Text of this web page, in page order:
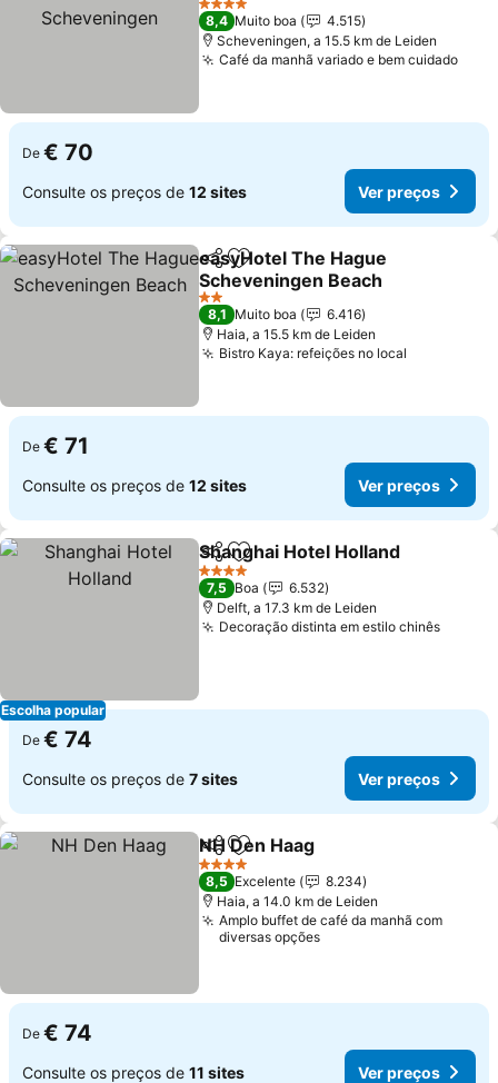
Ver preços
4 Estrelas
8,4 Muito boa
4.515
Scheveningen, a 15.5 km de Leiden
Café da manhã variado e bem cuidadoVer
De € 70
Consulte os preços de 12 sites Ver preços
PartilharAdicionar aos favoritos
easyHotel The Hague
Scheveningen Beach
Ver preços
2 Estrelas
8,1 Muito boa
6.416
Haia, a 15.5 km de Leiden
Bistro Kaya: refeições no local
De € 71
Consulte os preços de 12 sites Ver preços
Escolha popular
PartilharAdicionar aos favoritos
Shanghai Hotel Holland
4 Estrelas
7,5 Boa
6.532
Delft, a 17.3 km de Leiden
Decoração distinta em estilo chinêsVer
De € 74
Consulte os preços de 7 sites Ver preços
PartilharAdicionar aos favoritos
NH Den Haag
4 Estrelas
8,5 Excelente
8.234
Haia, a 14.0 km de Leiden
Amplo buffet de café da manhã com
diversas opções
De € 74
Consulte os preços de 11 sites Ver preços